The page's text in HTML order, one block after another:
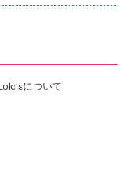
について